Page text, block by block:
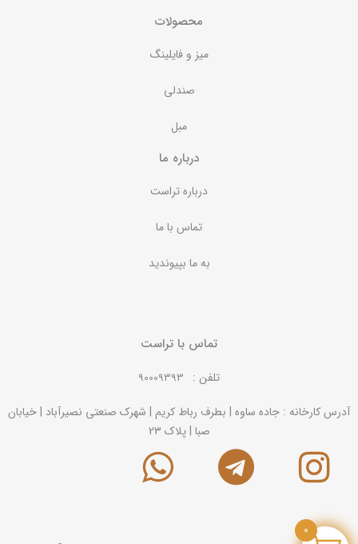
محصولات
میز و فایلینگ
صندلی
مبل
درباره ما
درباره تراست
تماس با ما
به ما بپیوندید
تماس با تراست
تلفن : 90009393
آدرس کارخانه : جاده ساوه | بطرف رباط کریم | شهرک صنعتی نصیرآباد | خیابان
صبا | پلاک 23
0